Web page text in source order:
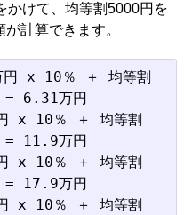
かけて、均等割5000円を
計算できます。
円 x 10％ ＋ 均等割
6.31万円
x 10％ ＋ 均等割
11.9万円
x 10％ ＋ 均等割
17.9万円
x 10％ ＋ 均等割